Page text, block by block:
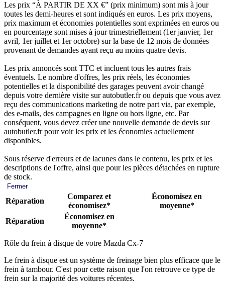
Les prix “À PARTIR DE XX €” (prix minimum) sont mis à jour
toutes les demi-heures et sont indiqués en euros. Les prix moyens,
prix maximum et économies potentielles sont exprimées en euros ou
en pourcentage sont mises à jour trimestriellement (1er janvier, 1er
avril, 1er juillet et 1er octobre) sur la base de 12 mois de données
provenant de demandes ayant reçu au moins quatre devis.
Les prix annoncés sont TTC et incluent tous les autres frais
éventuels. Le nombre d'offres, les prix réels, les économies
potentielles et la disponibilité des garages peuvent avoir changé
depuis votre dernière visite sur autobutler.fr ou depuis que vous avez
reçu des communications marketing de notre part via, par exemple,
des e-mails, des campagnes en ligne ou hors ligne, etc. Par
conséquent, vous devez créer une nouvelle demande de devis sur
autobutler.fr pour voir les prix et les économies actuellement
disponibles.
Sous réserve d'erreurs et de lacunes dans le contenu, les prix et les
descriptions de l'offre, ainsi que pour les pièces détachées en rupture
de stock.
Fermer
Réparation
Comparez et
économisez*
Économisez en
moyenne*
Réparation
Économisez en
moyenne*
Rôle du frein à disque de votre Mazda Cx-7
Le frein à disque est un système de freinage bien plus efficace que le
frein à tambour. C'est pour cette raison que l'on retrouve ce type de
frein sur la majorité des voitures récentes.